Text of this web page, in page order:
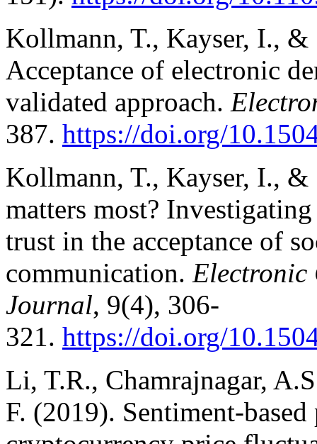
Kollmann, T., Kayser, I.,
Acceptance of electronic
validated approach.
387. https://doi.org/
Kollmann, T., Kayser, I.,
matters most?
trust in the acceptance of
communication. Electronic
Journal, 9(4), 306-
321. https://doi.org/
Li, T.R., Chamrajnagar,
F. (2019). Sentiment-